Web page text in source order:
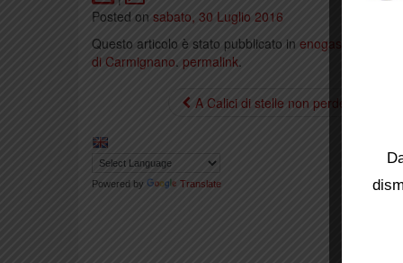
Posted on sabato, 30 Luglio 2016
Questo articolo è stato pubblicato in enogastronomia
di Carmignano. permalink.
A Calici di stelle non perdetevi lo
Powered by Translate